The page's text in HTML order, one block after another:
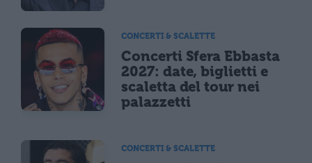
CONCERTI & SCALETTE
Concerti Sfera Ebbasta
2027: date, biglietti e
scaletta del tour nei
palazzetti
CONCERTI & SCALETTE